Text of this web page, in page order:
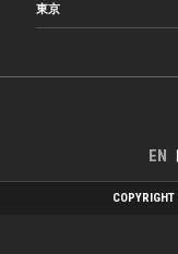
東京
EN